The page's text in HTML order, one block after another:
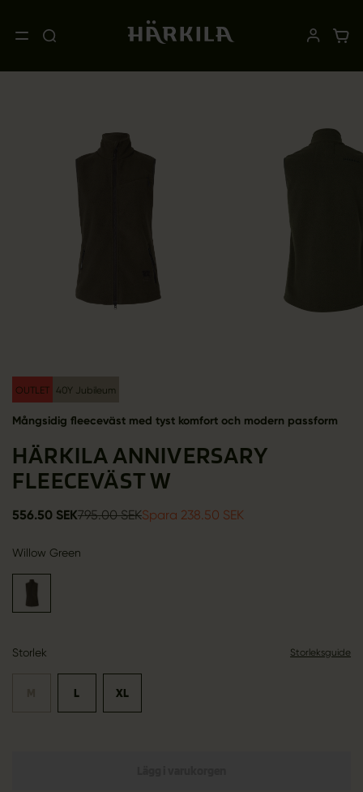
OUTLET 40Y Jubileum
Mångsidig fleeceväst med tyst komfort och modern passform
HÄRKILA ANNIVERSARY
FLEECEVÄST W
556.50 SEK795.00 SEKSpara 238.50 SEK
Willow Green
Storlek Storleksguide
L XL